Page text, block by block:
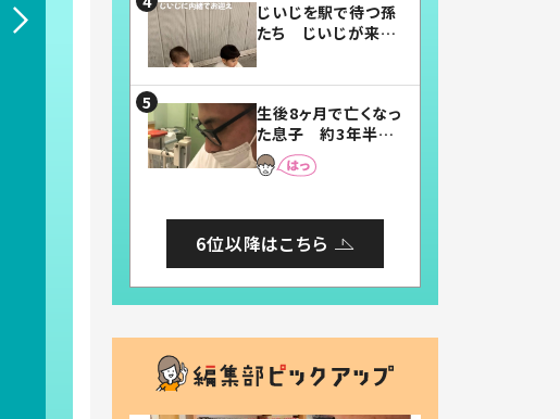
じいじを駅で待つ孫
たち じいじが来た
まらない」「幸せにな
れる」
生後8ヶ月で亡くなっ
た息子 約3年半
後、当時の妻の日記
に書いてあった本音
6位以降はこちら